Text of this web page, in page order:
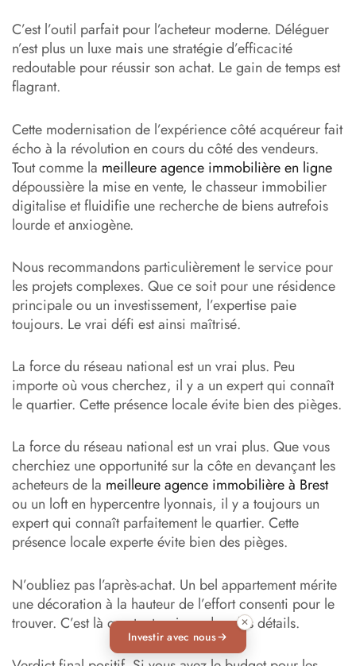
C’est l’outil parfait pour l’acheteur moderne. Déléguer
n’est plus un luxe mais une stratégie d’efficacité
redoutable pour réussir son achat. Le gain de temps est
flagrant.
Cette modernisation de l’expérience côté acquéreur fait
écho à la révolution en cours du côté des vendeurs.
Tout comme la meilleure agence immobilière en ligne
dépoussière la mise en vente, le chasseur immobilier
digitalise et fluidifie une recherche de biens autrefois
lourde et anxiogène.
Nous recommandons particulièrement le service pour
les projets complexes. Que ce soit pour une résidence
principale ou un investissement, l’expertise paie
toujours. Le vrai défi est ainsi maîtrisé.
La force du réseau national est un vrai plus. Peu
importe où vous cherchez, il y a un expert qui connaît
le quartier. Cette présence locale évite bien des pièges.
La force du réseau national est un vrai plus. Que vous
cherchiez une opportunité sur la côte en devançant les
acheteurs de la meilleure agence immobilière à Brest
ou un loft en hypercentre lyonnais, il y a toujours un
expert qui connaît parfaitement le quartier. Cette
présence locale experte évite bien des pièges.
N’oubliez pas l’après-achat. Un bel appartement mérite
une décoration à la hauteur de l’effort consenti pour le
trouver. C’est là que tout se joue dans les détails.
Investir avec nous
✕